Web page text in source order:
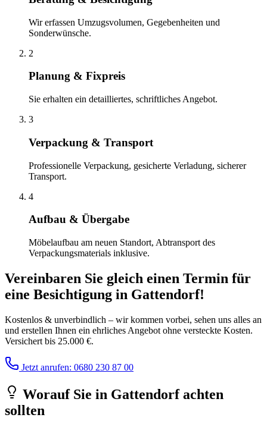
Wir erfassen Umzugsvolumen, Gegebenheiten und
Sonderwünsche.
2
Planung & Fixpreis
Sie erhalten ein detailliertes, schriftliches Angebot.
3
Verpackung & Transport
Professionelle Verpackung, gesicherte Verladung, sicherer
Transport.
4
Aufbau & Übergabe
Möbelaufbau am neuen Standort, Abtransport des
Verpackungsmaterials inklusive.
Vereinbaren Sie gleich einen Termin für
eine Besichtigung in Gattendorf!
Kostenlos & unverbindlich – wir kommen vorbei, sehen uns alles an
und erstellen Ihnen ein ehrliches Angebot ohne versteckte Kosten.
Versichert bis 25.000 €.
Jetzt anrufen: 0680 230 87 00
Worauf Sie in Gattendorfachten
sollten